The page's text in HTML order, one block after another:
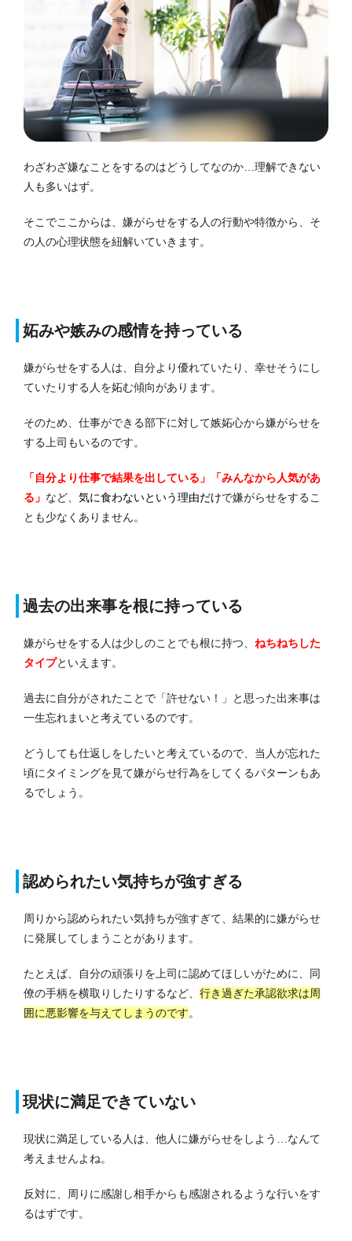
わざわざ嫌なことをするのはどうしてなのか…理解できない
人も多いはず。
そこでここからは、嫌がらせをする人の行動や特徴から、そ
の人の心理状態を紐解いていきます。
妬みや嫉みの感情を持っている
嫌がらせをする人は、自分より優れていたり、幸せそうにし
ていたりする人を妬む傾向があります。
そのため、仕事ができる部下に対して嫉妬心から嫌がらせを
する上司もいるのです。
「自分より仕事で結果を出している」「みんなから人気があ
る」 など、 気に食わないという理由だけで嫌がらせをするこ
とも少なくありません。
過去の出来事を根に持っている
嫌がらせをする人は少しのことでも根に持つ、 ねちねちした
タイプといえます。
過去に自分がされたことで「許せない！」と思った出来事は
一生忘れまいと考えているのです。
どうしても仕返しをしたいと考えているので、当人が忘れた
頃にタイミングを見て嫌がらせ行為をしてくるパターンもあ
るでしょう。
認められたい気持ちが強すぎる
周りから認められたい気持ちが強すぎて、結果的に嫌がらせ
に発展してしまうことがあります。
たとえば、自分の頑張りを上司に認めてほしいがために、同
僚の手柄を横取りしたりするなど、 行き過ぎた承認欲求は周
囲に悪影響を与えてしまうのです。
現状に満足できていない
現状に満足している人は、他人に嫌がらせをしよう…なんて
考えませんよね。
反対に、周りに感謝し相手からも感謝されるような行いをす
るはずです。